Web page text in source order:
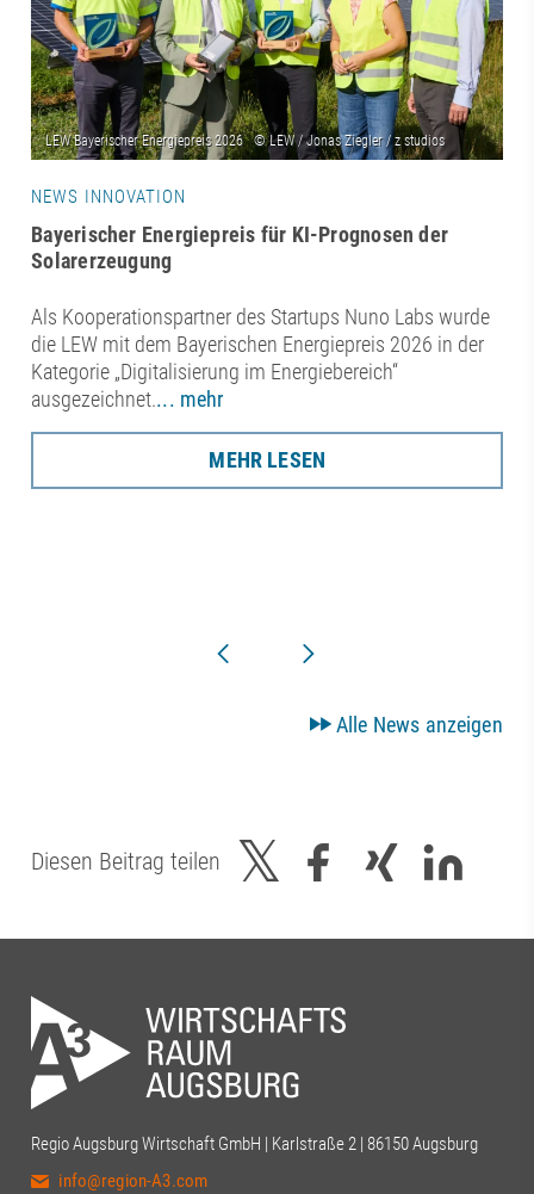
NEWS INNOVATION
Bayerischer Energiepreis für KI-Prognosen der
Solarerzeugung
Als Kooperationspartner des Startups Nuno Labs wurde
die LEW mit dem Bayerischen Energiepreis 2026 in der
Kategorie „Digitalisierung im Energiebereich“
ausgezeichnet.... mehr
MEHR LESEN
Alle News anzeigen
Diesen Beitrag teilen
Regio Augsburg Wirtschaft GmbH | Karlstraße 2 | 86150 Augsburg
info@region-A3.com